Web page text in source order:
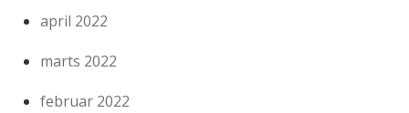
april 2022
marts 2022
februar 2022